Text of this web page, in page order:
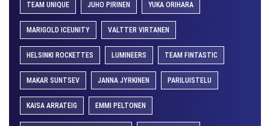
TEAM UNIQUE JUHO PIRINEN YUKA ORIHARA
MARIGOLD ICEUNITY VALTTER VIRTANEN
HELSINKI ROCKETTES LUMINEERS TEAM FINTASTIC
MAKAR SUNTSEV JANNA JYRKINEN PARILUISTELU
KAISA ARRATEIG EMMI PELTONEN